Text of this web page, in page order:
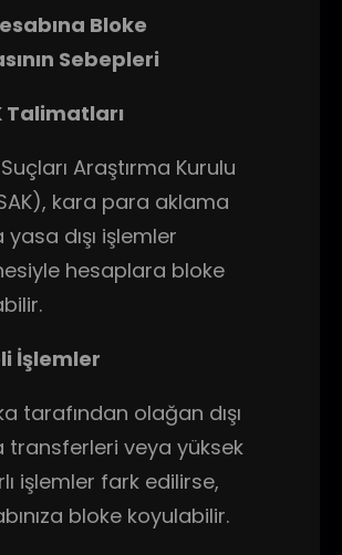
Bloke
Sebepleri
Talimatları
Araştırma Kurulu
kara para aklama
yasa dışı işlemler
hesaplara bloke
İşlemler
tarafından olağan dışı
transferleri veya yüksek
işlemler fark edilirse,
bloke koyulabilir.